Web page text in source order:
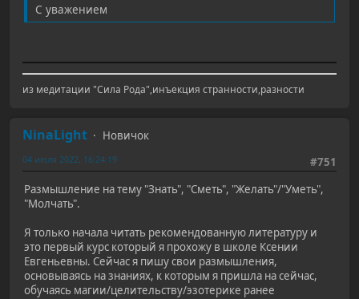
С уважением
из медитации "Cила Рода",инъекция странности,разности
NinaLight
Новичок
#751
04 июля 2022, 16:24:19
Размышление на тему "Знать", "Сметь", "Желать"/"Уметь",
"Молчать".
Я только начала читать рекомендованную литературу и
это первый курс который я прохожу в школе Ксении
Евгеньевны. Сейчас я пишу свои размышления,
основываясь на знаниях, к которым я пришла на сейчас,
обучаясь магии/целительству/эзотерике ранее